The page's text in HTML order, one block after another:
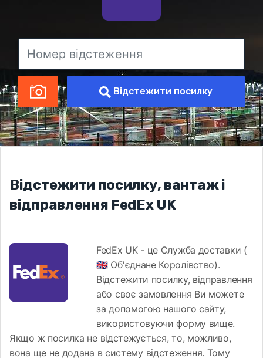
Відстежити посилку
Відстежити посилку, вантаж і
відправлення FedEx UK
FedEx UK - це Служба доставки (
🇬🇧 Об'єднане Королівство).
Відстежити посилку, відправлення
або своє замовлення Ви можете
за допомогою нашого сайту,
використовуючи форму вище.
Якщо ж посилка не відстежується, то, можливо,
вона ще не додана в систему відстеження. Тому